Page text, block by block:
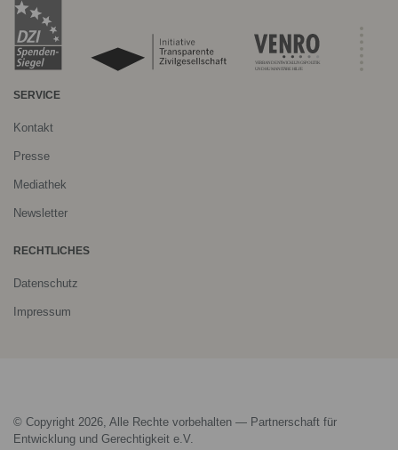
SERVICE
Kontakt
Presse
Mediathek
Newsletter
RECHTLICHES
Datenschutz
Impressum
© Copyright 2026, Alle Rechte vorbehalten — Partnerschaft für
Entwicklung und Gerechtigkeit e.V.